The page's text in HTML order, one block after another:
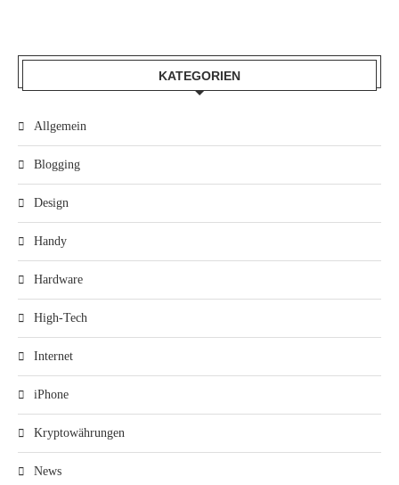
KATEGORIEN
Allgemein
Blogging
Design
Handy
Hardware
High-Tech
Internet
iPhone
Kryptowährungen
News